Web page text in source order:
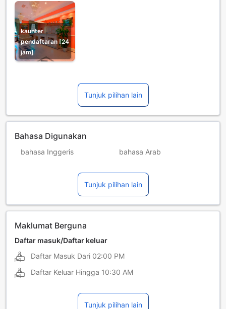
kaunter
pendaftaran [24
jam]
Tunjuk pilihan lain
Bahasa Digunakan
bahasa Inggeris bahasa Arab
bahasa Perancis
bahasa Poland bahasa Romania
bahasa Sepanyol
Tunjuk pilihan lain
Maklumat Berguna
Daftar masuk/Daftar keluar
Daftar Masuk Dari 02:00 PM
Daftar Keluar Hingga 10:30 AM
Tunjuk pilihan lain